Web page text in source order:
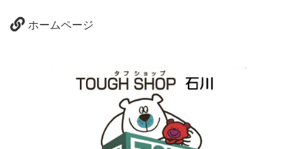
ホームページ